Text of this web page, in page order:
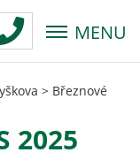
MENU
> Březnové
2025